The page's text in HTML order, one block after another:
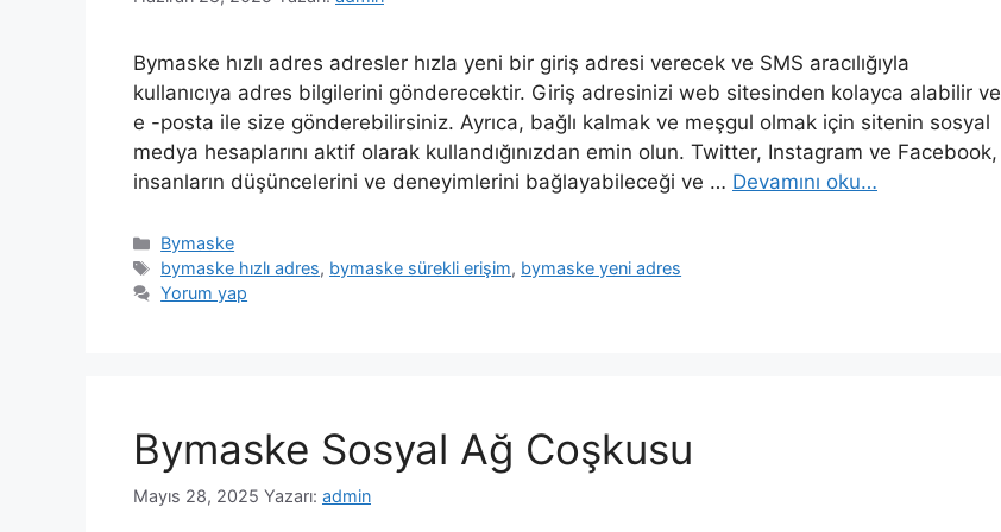
Bymaske hızlı adres adresler hızla yeni bir giriş adresi verecek ve SMS aracılığıyla
kullanıcıya adres bilgilerini gönderecektir. Giriş adresinizi web sitesinden kolayca alabilir ve
e -posta ile size gönderebilirsiniz. Ayrıca, bağlı kalmak ve meşgul olmak için sitenin sosyal
medya hesaplarını aktif olarak kullandığınızdan emin olun. Twitter, Instagram ve Facebook,
insanların düşüncelerini ve deneyimlerini bağlayabileceği ve … Devamını oku…
Kategoriler
Bymaske
Etiketler
bymaske hızlı adres, bymaske sürekli erişim, bymaske yeni adres
Yorum yap
Bymaske Sosyal Ağ Coşkusu
Mayıs 28, 2025 Yazarı: admin